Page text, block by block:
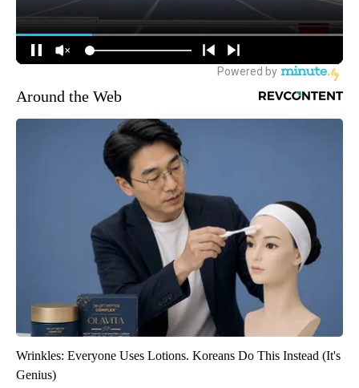
Around the Web
Wrinkles: Everyone Uses Lotions. Koreans Do This Instead (It's
Genius)